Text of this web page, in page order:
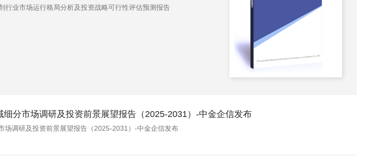
生活垃圾处理市场监测调查及投资战略评估预测报告
细分市场调研及投资前景展望报告（2025-2031）-中金企信发布
场调研及投资前景展望报告（2025-2031）-中金企信发布